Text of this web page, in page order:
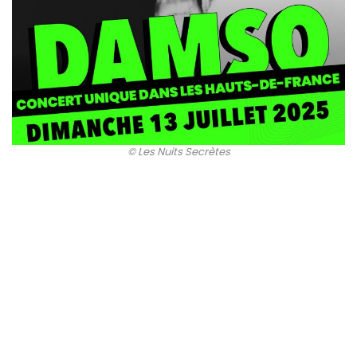
© Les Nuits Secrètes